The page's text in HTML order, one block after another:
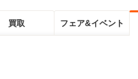
買取 フェア&イベント